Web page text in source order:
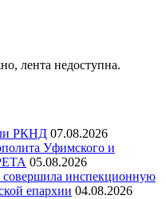
лента недоступна.
РКНД 07.08.2026
Уфимского и
05.08.2026
инспекционную
епархии 04.08.2026